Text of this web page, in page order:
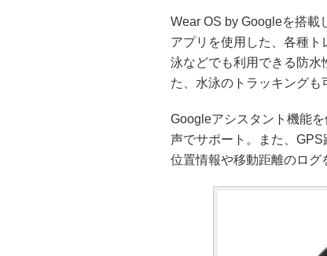
Wear OS by Googleを搭載
アプリを使用した、各種
泳などでも利用できる防水
た、水泳のトラッキングも
Googleアシスタント機能
声でサポート。また、GPS
位置情報や移動距離のログ